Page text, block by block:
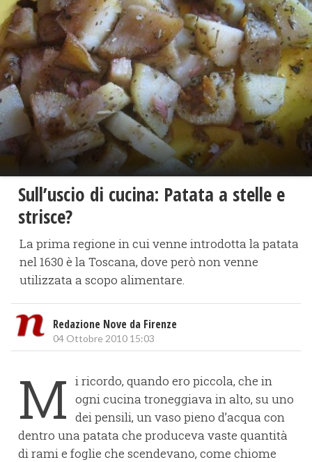
Sull’uscio di cucina: Patata a stelle e
strisce?
La prima regione in cui venne introdotta la patata
nel 1630 è la Toscana, dove però non venne
utilizzata a scopo alimentare.
Redazione Nove da Firenze
04 Ottobre 2010 15:03
M i ricordo, quando ero piccola, che in
ogni cucina troneggiava in alto, su uno
dei pensili, un vaso pieno d’acqua con
dentro una patata che produceva vaste quantità
di rami e foglie che scendevano, come chiome